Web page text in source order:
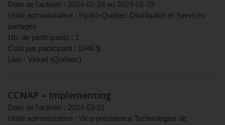
Date de l'activité : 2024-02-28 au 2024-02-29
Unité administrative : Hydro-Québec Distribution et Services
partagés
Nb. de participants : 1
Coût par participant : 1048 $
Lieu : Virtuel (Québec)
CCNAP – Implementing
Date de l'activité : 2024-03-01
Unité administrative : Vice-présidence Technologies de